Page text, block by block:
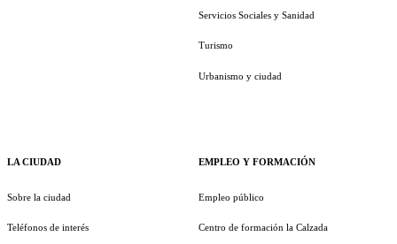
LA CIUDAD
Sobre la ciudad
Teléfonos de interés
Servicios Sociales y Sanidad
Turismo
Urbanismo y ciudad
EMPLEO Y FORMACIÓN
Empleo público
Centro de formación la Calzada